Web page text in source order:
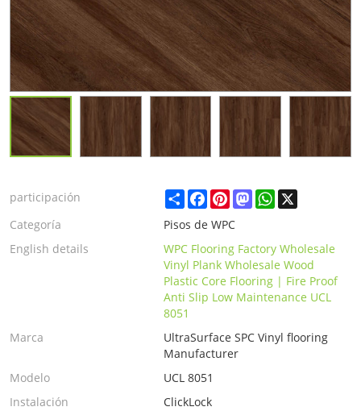
participación ShareFacebook
PinterestMastodonWhatsApp
X
Categoría
Pisos de WPC
English details
WPC Flooring Factory Wholesale
Vinyl Plank Wholesale Wood
Plastic Core Flooring | Fire Proof
Anti Slip Low Maintenance UCL
8051
Marca
UltraSurface SPC Vinyl flooring
Manufacturer
Modelo
UCL 8051
Instalación
ClickLock